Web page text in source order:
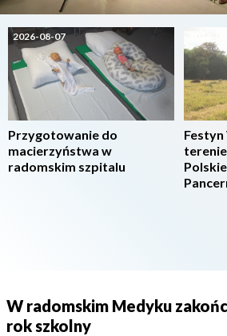
2026-08-07
Przygotowanie do
macierzyństwa w
radomskim szpitalu
W radomskim Medyku
rok szkolny